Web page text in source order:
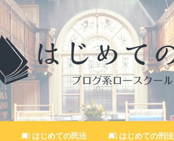
はじめての民法 はじめての刑法